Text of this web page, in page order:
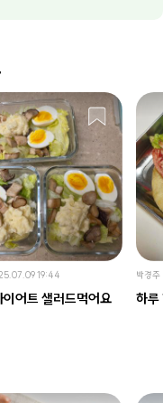
19:44
이어트 샐러드먹어요
박경주
하루